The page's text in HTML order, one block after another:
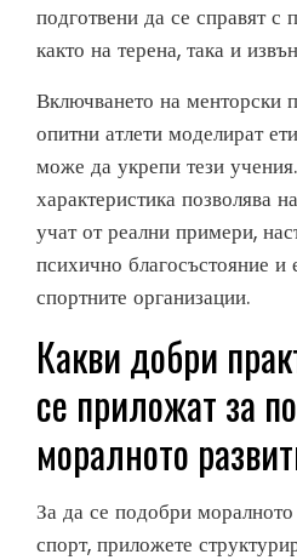
подготвени да се справят с
както на терена, така и
Включването на менторски
опитни атлети моделират
може да укрепи тези
характеристика позволява
учат от реални примери,
психично благосъстояние и
спортните организации.
Какви добри
се приложат за
моралното
За да се подобри
спорт, приложете